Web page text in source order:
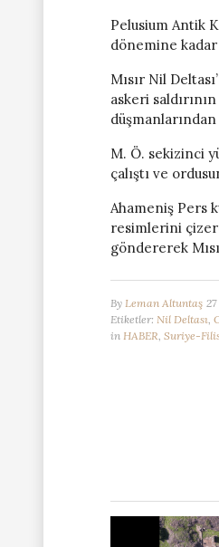
Pelusium Antik
dönemine
Mısır Nil
askeri
M. Ö. sekizinci
çalıştı ve
Ahameniş Pers
resimlerini
göndererek
By Leman Altuntaş
Etiketler: Nil Deltası,
in HABER, Suriye-